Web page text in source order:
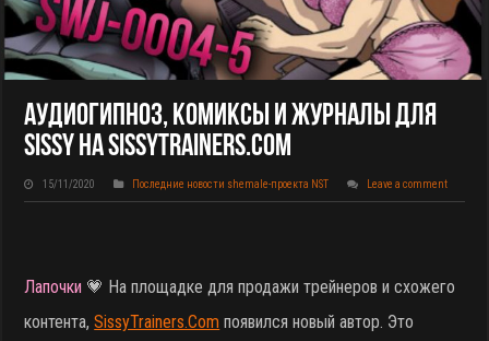
Аудиогипноз, Комиксы И Журналы Для
Sissy На SissyTrainers.Com
15/11/2020 Последние новости shemale-проекта NST Leave a comment
Лапочки 💗 На площадке для продажи трейнеров и схожего
контента,SissyTrainers.Com появился новый автор. Это